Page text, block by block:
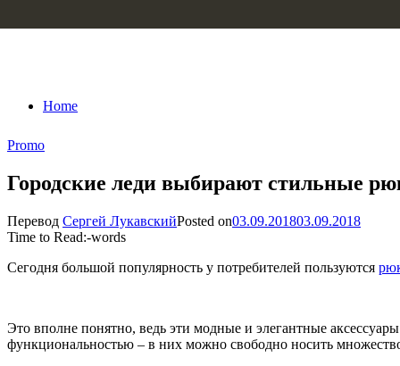
Home
Promo
Городские леди выбирают стильные
Перевод Сергей ЛукавскийPosted on03.09.201803.09.2018
Time to Read:-words
Сегодня большой популярность у потребителей пользуются
Это вполне понятно, ведь эти модные и элегантные
функциональностью – в них можно свободно носить